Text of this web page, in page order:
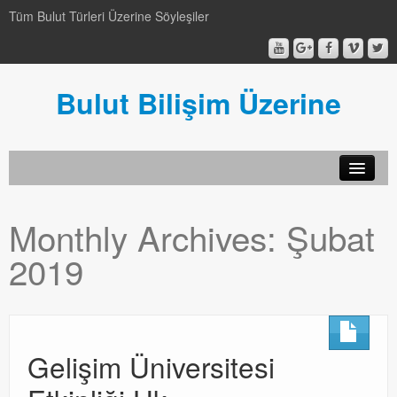
Tüm Bulut Türleri Üzerine Söyleşiler
Bulut Bilişim Üzerine
SCCM
Genel
Video-Webcast-Seminer
Monthly Archives: Şubat
2019
Gelişim Üniversitesi